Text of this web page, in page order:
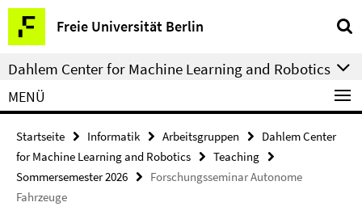
Springe
direkt
zu
Inhalt
Freie Universität Berlin
Service-
Navigation
Dahlem Center for Machine Learning and Robotics
MENÜ
Startseite Informatik Arbeitsgruppen
Dahlem Center
for Machine Learning and Robotics
Teaching
Sommersemester 2026
Forschungsseminar Autonome
Fahrzeuge